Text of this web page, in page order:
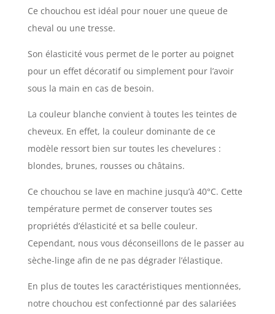
Ce chouchou est idéal pour nouer une queue de
cheval ou une tresse.
Son élasticité vous permet de le porter au poignet
pour un effet décoratif ou simplement pour l’avoir
sous la main en cas de besoin.
La couleur blanche convient à toutes les teintes de
cheveux. En effet, la couleur dominante de ce
modèle ressort bien sur toutes les chevelures :
blondes, brunes, rousses ou châtains.
Ce chouchou se lave en machine jusqu’à 40°C. Cette
température permet de conserver toutes ses
propriétés d’élasticité et sa belle couleur.
Cependant, nous vous déconseillons de le passer au
sèche-linge afin de ne pas dégrader l’élastique.
En plus de toutes les caractéristiques mentionnées,
notre chouchou est confectionné par des salariées